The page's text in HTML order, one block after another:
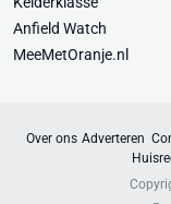
Anfield Watch
MeeMetOranje.nl
Over ons Adverteren